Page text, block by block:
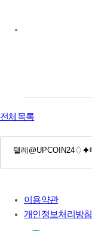
전체목록
이용약관
개인정보처리방침